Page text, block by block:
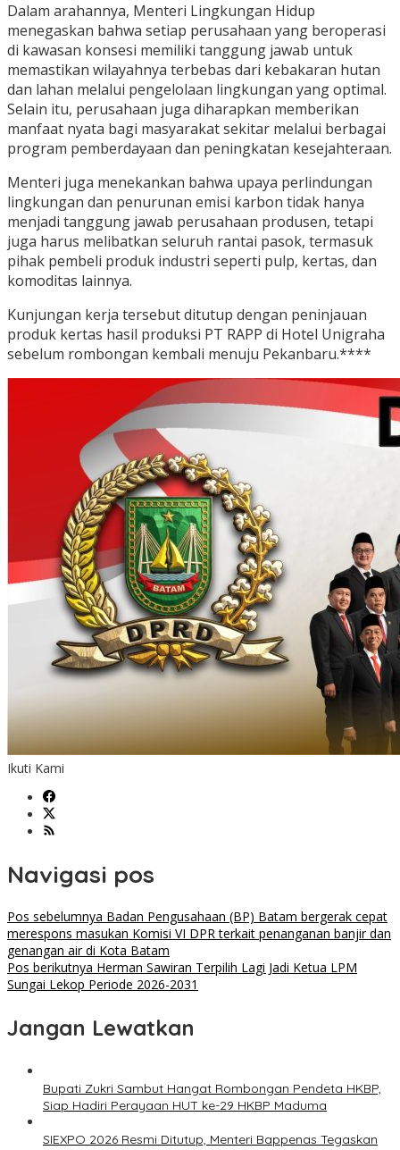
Dalam arahannya, Menteri Lingkungan Hidup
menegaskan bahwa setiap perusahaan yang beroperasi
di kawasan konsesi memiliki tanggung jawab untuk
memastikan wilayahnya terbebas dari kebakaran hutan
dan lahan melalui pengelolaan lingkungan yang optimal.
Selain itu, perusahaan juga diharapkan memberikan
manfaat nyata bagi masyarakat sekitar melalui berbagai
program pemberdayaan dan peningkatan kesejahteraan.
Menteri juga menekankan bahwa upaya perlindungan
lingkungan dan penurunan emisi karbon tidak hanya
menjadi tanggung jawab perusahaan produsen, tetapi
juga harus melibatkan seluruh rantai pasok, termasuk
pihak pembeli produk industri seperti pulp, kertas, dan
komoditas lainnya.
Kunjungan kerja tersebut ditutup dengan peninjauan
produk kertas hasil produksi PT RAPP di Hotel Unigraha
sebelum rombongan kembali menuju Pekanbaru.****
Ikuti Kami
Navigasi pos
Pos sebelumnya Badan Pengusahaan (BP) Batam bergerak cepat
merespons masukan Komisi VI DPR terkait penanganan banjir dan
genangan air di Kota Batam
Pos berikutnya Herman Sawiran Terpilih Lagi Jadi Ketua LPM
Sungai Lekop Periode 2026-2031
Jangan Lewatkan
Bupati Zukri Sambut Hangat Rombongan Pendeta HKBP,
Siap Hadiri Perayaan HUT ke-29 HKBP Maduma
SIEXPO 2026 Resmi Ditutup, Menteri Bappenas Tegaskan